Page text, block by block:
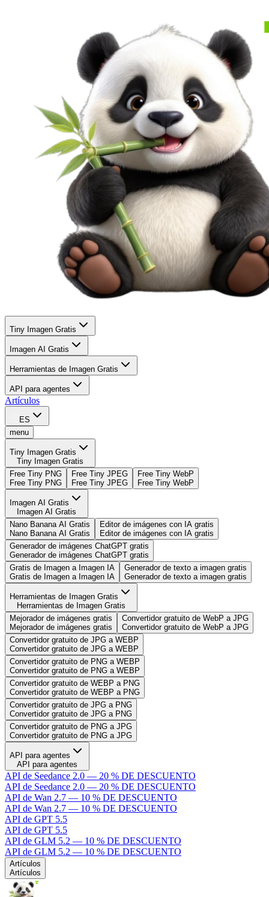
Tiny Imagen Gratis
Imagen AI Gratis
Herramientas de Imagen Gratis
API para agentes
Artículos
ES
menu
Tiny Imagen Gratis
Tiny Imagen Gratis
Free Tiny PNG
Free Tiny PNG
Free Tiny JPEG
Free Tiny JPEG
Free Tiny WebP
Free Tiny WebP
Imagen AI Gratis
Imagen AI Gratis
Nano Banana AI Gratis
Nano Banana AI Gratis
Editor de imágenes con IA gratis
Editor de imágenes con IA gratis
Generador de imágenes ChatGPT gratis
Generador de imágenes ChatGPT gratis
Gratis de Imagen a Imagen IA
Gratis de Imagen a Imagen IA
Generador de texto a imagen gratis
Generador de texto a imagen gratis
Herramientas de Imagen Gratis
Herramientas de Imagen Gratis
Mejorador de imágenes gratis
Mejorador de imágenes gratis
Convertidor gratuito de WebP a JPG
Convertidor gratuito de WebP a JPG
Convertidor gratuito de JPG a WEBP
Convertidor gratuito de JPG a WEBP
Convertidor gratuito de PNG a WEBP
Convertidor gratuito de PNG a WEBP
Convertidor gratuito de WEBP a PNG
Convertidor gratuito de WEBP a PNG
Convertidor gratuito de JPG a PNG
Convertidor gratuito de JPG a PNG
Convertidor gratuito de PNG a JPG
Convertidor gratuito de PNG a JPG
API para agentes
API para agentes
API de Seedance 2.0 — 20 % DE DESCUENTO
API de Seedance 2.0 — 20 % DE DESCUENTO
API de Wan 2.7 — 10 % DE DESCUENTO
API de Wan 2.7 — 10 % DE DESCUENTO
API de GPT 5.5
API de GPT 5.5
API de GLM 5.2 — 10 % DE DESCUENTO
API de GLM 5.2 — 10 % DE DESCUENTO
Artículos
Artículos